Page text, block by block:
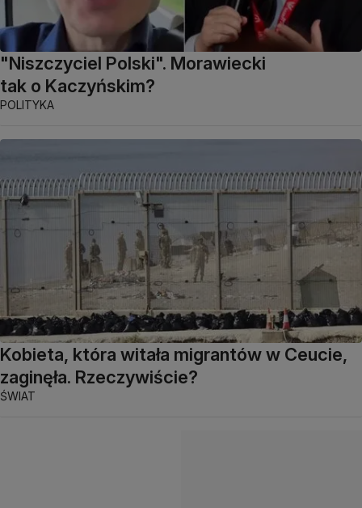
"Niszczyciel Polski". Morawiecki
tak o Kaczyńskim?
POLITYKA
Kobieta, która witała migrantów w Ceucie,
zaginęła. Rzeczywiście?
ŚWIAT